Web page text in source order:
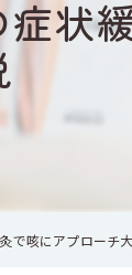
状
で咳にアプローチ